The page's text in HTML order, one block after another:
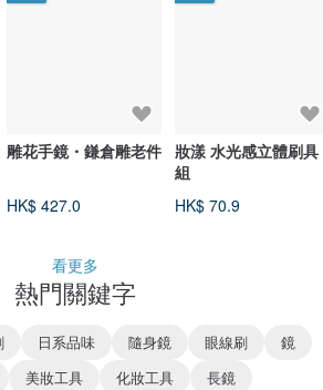
雕花手鏡・鎌倉雕老件
HK$ 427.0
妝漾 水光感立體刷具
組
HK$ 70.9
看更多
熱門關鍵字
日系品味 隨身鏡 眼線刷
鏡
美妝工具 化妝工具 長鏡